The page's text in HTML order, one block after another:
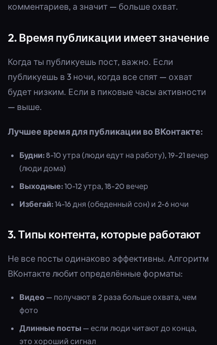
комментариев, а значит — больше охват.
2. Время публикации имеет значение
Когда ты публикуешь пост, важно. Если
публикуешь в 3 ночи, когда все спят — охват
будет низким. Если в пиковые часы активности
— выше.
Лучшее время для публикации во ВКонтакте:
Будни:8-10 утра (люди едут на работу), 19-21 вечер
(люди дома)
Выходные:10-12 утра, 18-20 вечер
Избегай:14-16 дня (обеденный сон) и 2-6 ночи
3. Типы контента, которые работают
Не все посты одинаково эффективны. Алгоритм
ВКонтакте любит определённые форматы:
Видео — получают в 2 раза больше охвата, чем
фото
Длинные посты — если люди читают до конца,
это хороший сигнал